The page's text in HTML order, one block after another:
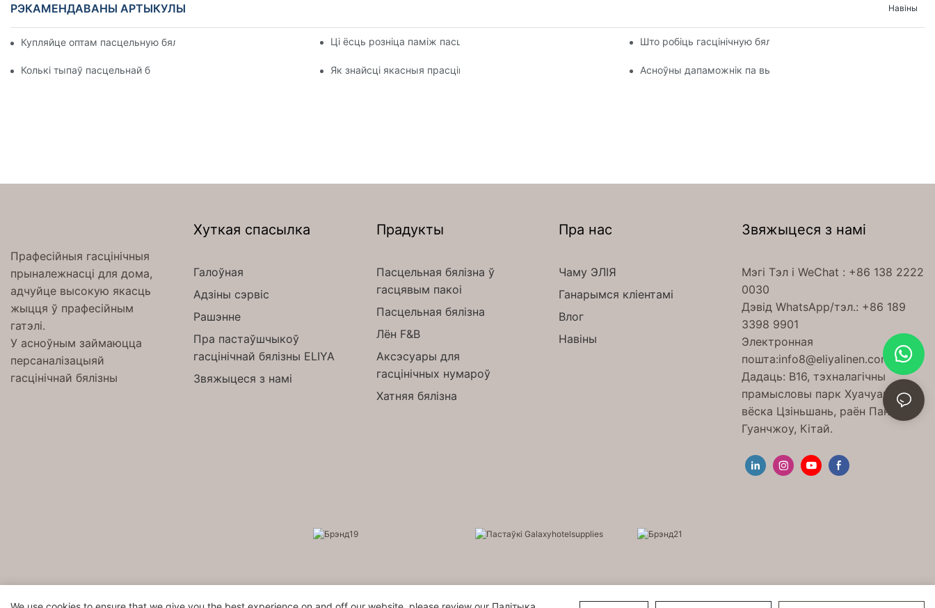
РЭКАМЕНДАВАНЫ АРТЫКУЛЫ Навіны
Купляйце оптам пасцельную бялізну для гасцініц і матэляў онлайнЦі ёсць розніца паміж пасцельнай бялізнай і бялізнай Што робіць гасцінічную бялізну такой зручнай
Колькі тыпаў пасцельнай бялізны ёсць у гатэлі Як знайсці якасныя прасціны, падобныя да тых, што выкарыстоўваюцца ў гатэляхАсноўны дапаможнік па выбары гасцінічнай бялізны для
Прафесійныя гасцінічныя
прыналежнасці для дома,
адчуйце высокую якасць
жыцця ў прафесійным
гатэлі.
У асноўным займаюцца
персаналізацыяй
гасцінічнай бялізны
Хуткая спасылка
Галоўная
Адзіны сэрвіс
Рашэнне
Пра пастаўшчыкоў
гасцінічнай бялізны ELIYA
Звяжыцеся з намі
Прадукты
Пасцельная бялізна ў
гасцявым пакоі
Пасцельная бялізна
Лён F&B
Аксэсуары для
гасцінічных нумароў
Хатняя бялізна
Пра нас
Чаму ЭЛІЯ
Ганарымся кліентамі
Влог
Навіны
Звяжыцеся з намі
Мэгі Тэл і WeChat : +86 138 2222
0030
Дэвід WhatsApp/тэл.: +86 189
3398 9901
Электронная
пошта:info8@eliyalinen.com
Дадаць: B16, тэхналагічны
прамысловы парк Хуачуан,
вёска Цзіньшань, раён Панью,
Гуанчжоу, Кітай.